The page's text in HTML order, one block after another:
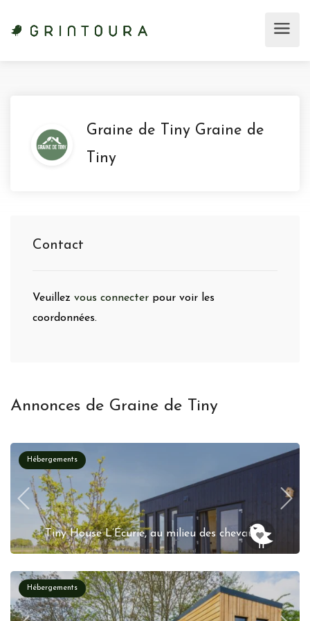
Graine de Tiny Graine de
Tiny
Contact
Veuillez vous connecter pour voir les
coordonnées.
Annonces de Graine de Tiny
Hébergements
Tiny House L’Écurie, au milieu des chevaux !
6 Chem. de la Ferme, 76110 Annouville-Vilmesnil
Réservation instantanée
Hébergements